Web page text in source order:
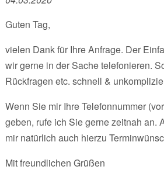
Guten Tag,
vielen Dank für Ihre Anfrage. Der
wir gerne in der Sache telefonieren.
Rückfragen etc. schnell &
Wenn Sie mir Ihre Telefonnummer
geben, rufe ich Sie gerne zeitnah an.
mir natürlich auch hierzu
Mit freundlichen Grüßen